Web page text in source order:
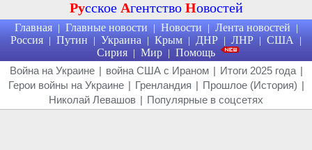
Русское Агентство Новостей
Главная | Главные новости | Новости | Лента новостей |
Россия | Путин | Украина | Крым | ДНР | ЛНР | США |
Сирия | Мир | Помощь
Война на Украине | война США с Ираном | Итоги 2025 года |
Герои войны на Украине | Гренландия | Прошлое (История) |
Николай Левашов | Популярные в соцсетях